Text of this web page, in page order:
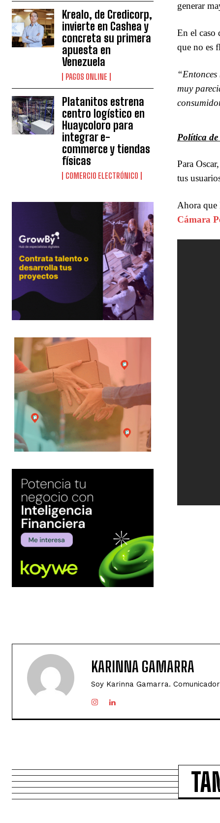
Krealo, de Credicorp,
invierte en Cashea y
concreta su primera
apuesta en
Venezuela
PAGOS ONLINE
Platanitos estrena
centro logístico en
Huaycoloro para
integrar e-
commerce y tiendas
físicas
COMERCIO ELECTRÓNICO
generar
En el caso
que no es
“Entonces
muy
Política
Para
tus
Ahora que
Cámara
KARINNA GAMARRA
Soy Karinna Gamarra.